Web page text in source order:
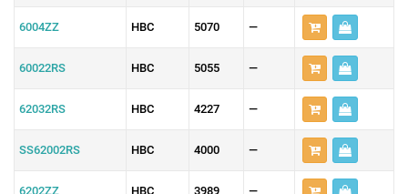
6004ZZ HBC 5070 —
60022RS HBC 5055 —
62032RS HBC 4227 —
SS62002RS HBC 4000 —
6202ZZ HBC 3989 —